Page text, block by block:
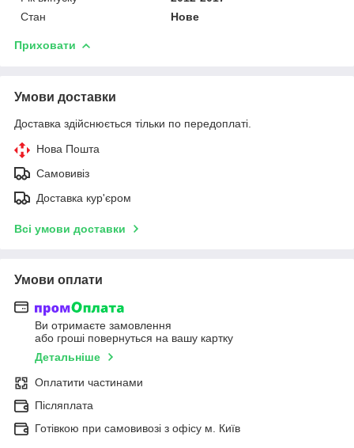
Стан
Нове
Приховати
Умови доставки
Доставка здійснюється тільки по передоплаті.
Нова Пошта
Самовивіз
Доставка кур'єром
Всі умови доставки
Умови оплати
Ви отримаєте замовлення
або гроші повернуться на вашу картку
Детальніше
Оплатити частинами
Післяплата
Готівкою при самовивозі з офісу м. Київ